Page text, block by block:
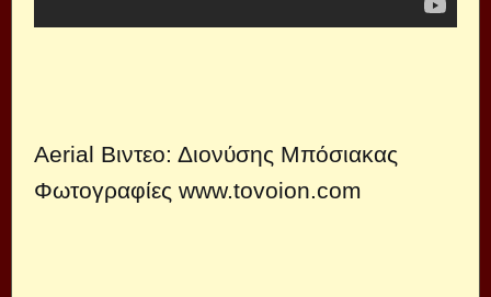
Aerial Βιντεο: Διονύσης Μπόσιακας
Φωτογραφίες www.tovoion.com